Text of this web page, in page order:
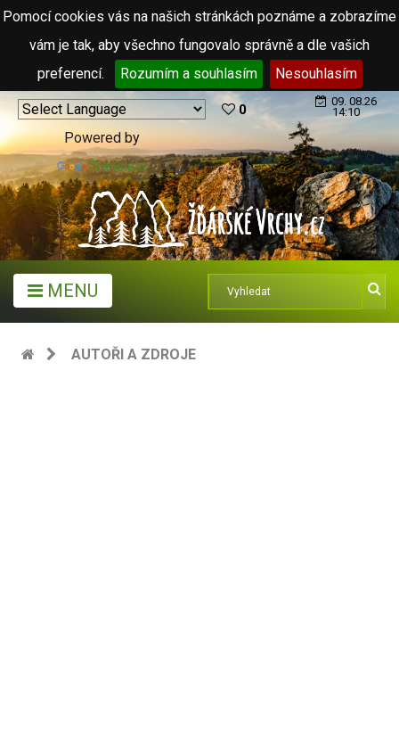
Pomocí cookies vás na našich stránkách poznáme a zobrazíme
vám je tak, aby všechno fungovalo správně a dle vašich
preferencí.
Rozumím a souhlasím Nesouhlasím
Powered by
Translate
0
09. 08.26
14:10
MENU
AUTOŘI A ZDROJE